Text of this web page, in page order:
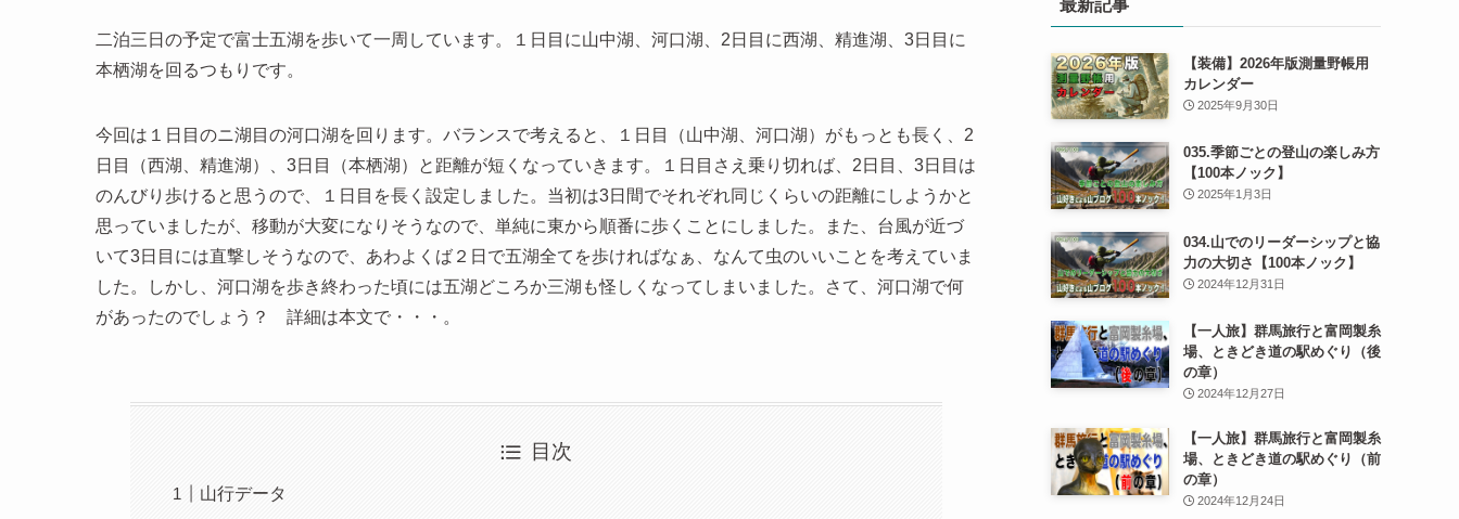
二泊三日の予定で富士五湖を歩いて一周しています。１日目に山中湖、河口湖、2日目に西湖、精進湖、3日目に
本栖湖を回るつもりです。
今回は１日目のニ湖目の河口湖を回ります。バランスで考えると、１日目（山中湖、河口湖）がもっとも長く、2
日目（西湖、精進湖）、3日目（本栖湖）と距離が短くなっていきます。１日目さえ乗り切れば、2日目、3日目は
のんびり歩けると思うので、１日目を長く設定しました。当初は3日間でそれぞれ同じくらいの距離にしようかと
思っていましたが、移動が大変になりそうなので、単純に東から順番に歩くことにしました。また、台風が近づ
いて3日目には直撃しそうなので、あわよくば２日で五湖全てを歩ければなぁ、なんて虫のいいことを考えていま
した。しかし、河口湖を歩き終わった頃には五湖どころか三湖も怪しくなってしまいました。さて、河口湖で何
があったのでしょう？ 詳細は本文で・・・。
目次
山行データ
最新記事
【装備】2026年版測量野帳用
カレンダー
2025年9月30日
035.季節ごとの登山の楽しみ方
【100本ノック】
2025年1月3日
034.山でのリーダーシップと協
力の大切さ【100本ノック】
2024年12月31日
【一人旅】群馬旅行と富岡製糸
場、ときどき道の駅めぐり（後
の章）
2024年12月27日
【一人旅】群馬旅行と富岡製糸
場、ときどき道の駅めぐり（前
の章）
2024年12月24日